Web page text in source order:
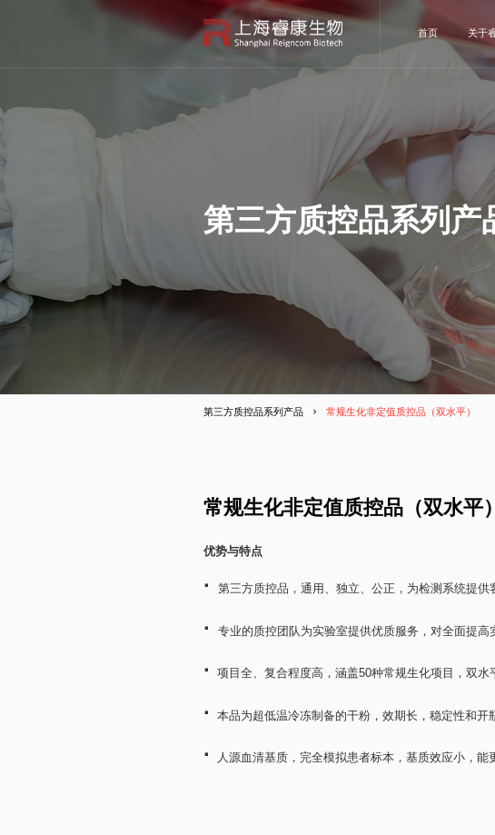
首页 关于
第三方质控品系列产
第三方质控品系列产品 常规生化非定值质控品（双水平）
常规生化非定值质控品（双水平）
优势与特点
· 第三方质控品，通用、独立、公正，为检测系统提供
· 专业的质控团队为实验室提供优质服务，对全面提高
· 项目全、复合程度高，涵盖50种常规生化项目，双
· 本品为超低温冷冻制备的干粉，效期长，稳定性和开
· 人源血清基质，完全模拟患者标本，基质效应小，